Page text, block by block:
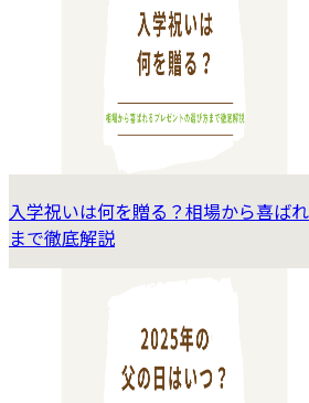
入学祝いは何を贈る？相場から喜ば
まで徹底解説